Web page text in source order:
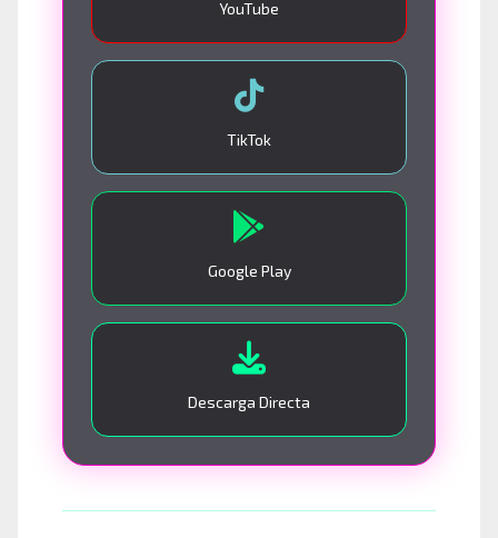
YouTube
TikTok
Google Play
Descarga Directa